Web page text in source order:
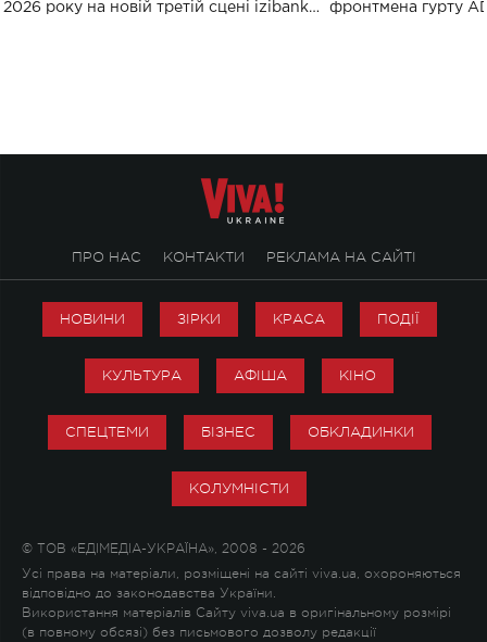
2026 року на новій третій сцені izibank
фронтмена гурту
ПРО НАС КОНТАКТИ РЕКЛАМА НА САЙТІ
НОВИНИ ЗІРКИ КРАСА ПОДІЇ
КУЛЬТУРА АФІША КІНО
СПЕЦТЕМИ БІЗНЕС ОБКЛАДИНКИ
КОЛУМНІСТИ
© ТОВ «ЕДІМЕДІА-УКРАЇНА», 2008 - 2026
Усі права на матеріали, розміщені на сайті viva.ua, охороняються
відповідно до законодавства України.
Використання матеріалів Сайту viva.ua в оригінальному розмірі
(в повному обсязі) без письмового дозволу редакції